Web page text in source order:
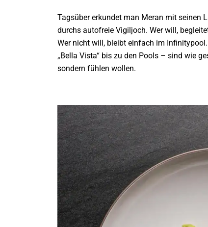
Tagsüber erkundet man Meran mit seinen
durchs autofreie Vigiljoch. Wer will,
Wer nicht will, bleibt einfach im
„Bella Vista“ bis zu den Pools – sind wie
sondern fühlen wollen.